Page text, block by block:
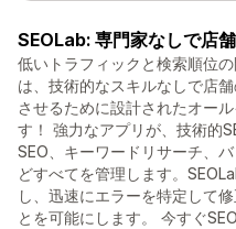
SEOLab: 専門家なしで店
低いトラフィックと検索順位
は、技術的なスキルなしで店
させるために設計されたオー
す！ 強力なアプリが、技術的
SEO、キーワードリサーチ、
どすべてを管理します。
し、迅速にエラーを特定して
とを可能にします。 今すぐ